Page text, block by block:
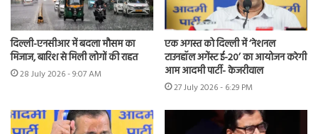
दिल्ली-एनसीआर में बदला मौसम का
मिजाज, बारिश से मिली लोगों की राहत
28 July 2026 - 9:07 AM
एक अगस्त को दिल्ली में ‘नेशनल
टाउनहॉल अगेंस्ट ई-20’ का आयोजन करेगी
आम आदमी पार्टी- केजरीवाल
27 July 2026 - 6:29 PM